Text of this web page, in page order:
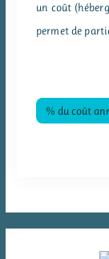
un coût
permet de
% du coût